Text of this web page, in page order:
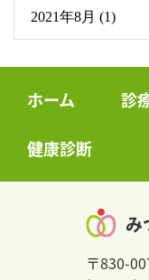
2021年8月 (1)
ホーム 診
健康診断
み
〒830-